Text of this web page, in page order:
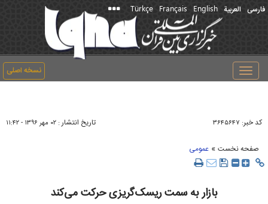
فارسی العربیة English
Français
Türkçe
نسخه اصلی
Toggle
navigation
کد خبر: ۳۶۴۵۶۴۷ تاریخ انتشار : ۰۲ مهر ۱۳۹۶ - ۱۱:۴۲
صفحه نخست » عمومی
بازار به سمت ریسک‌گریزی حرکت می‌کند